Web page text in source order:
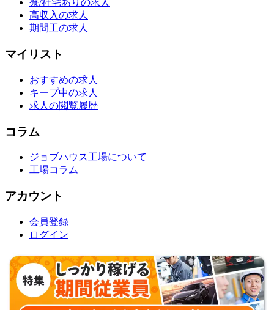
寮/社宅ありの求人
高収入の求人
期間工の求人
マイリスト
おすすめの求人
キープ中の求人
求人の閲覧履歴
コラム
ジョブハウス工場について
工場コラム
アカウント
会員登録
ログイン